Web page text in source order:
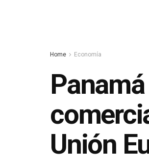
Home Economía
Unión